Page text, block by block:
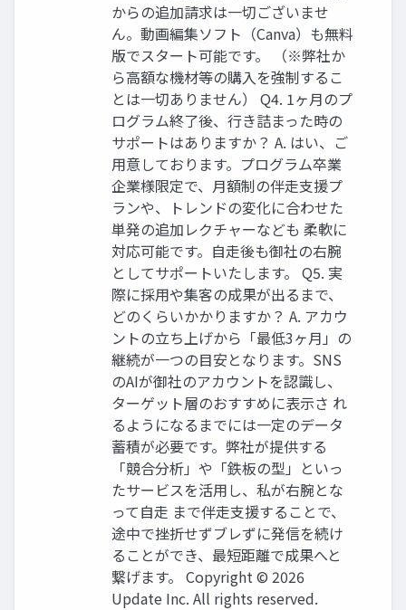
からの追加請求は一切ございませ
ん。動画編集ソフト（Canva）も無料
版でスタート可能です。 （※弊社か
ら高額な機材等の購入を強制するこ
とは一切ありません） Q4. 1ヶ月のプ
ログラム終了後、行き詰まった時の
サポートはありますか？ A. はい、ご
用意しております。プログラム卒業
企業様限定で、月額制の伴走支援プ
ランや、トレンドの変化に合わせた
単発の追加レクチャーなども 柔軟に
対応可能です。自走後も御社の右腕
としてサポートいたします。 Q5. 実
際に採用や集客の成果が出るまで、
どのくらいかかりますか？ A. アカウ
ントの立ち上げから「最低3ヶ月」の
継続が一つの目安となります。SNS
のAIが御社のアカウントを認識し、
ターゲット層のおすすめに表示さ れ
るようになるまでには一定のデータ
蓄積が必要です。弊社が提供する
「競合分析」や「鉄板の型」といっ
たサービスを活用し、私が右腕とな
って自走 まで伴走支援することで、
途中で挫折せずブレずに発信を続け
ることができ、最短距離で成果へと
繋げます。 Copyright © 2026
Update Inc. All rights reserved.